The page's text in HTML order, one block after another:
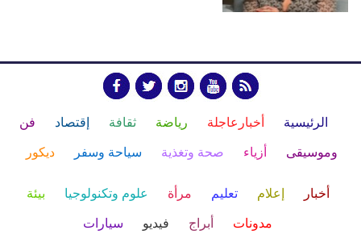
الرئيسية أخبارعاجلة رياضة ثقافة إقتصاد فن
وموسيقى أزياء صحة وتغذية سياحة وسفر ديكور
أخبار إعلام تعليم مرأة علوم وتكنولوجيا بيئة
مدونات أبراج فيديو سيارات